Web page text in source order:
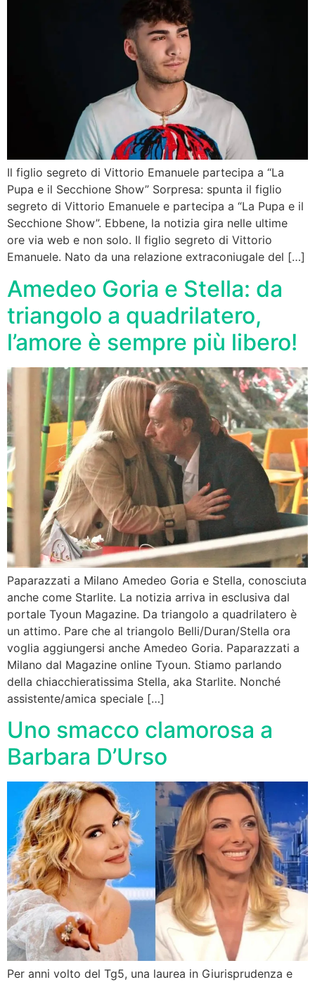
Il figlio segreto di Vittorio Emanuele partecipa a “La
Pupa e il Secchione Show” Sorpresa: spunta il figlio
segreto di Vittorio Emanuele e partecipa a “La Pupa e il
Secchione Show”. Ebbene, la notizia gira nelle ultime
ore via web e non solo. Il figlio segreto di Vittorio
Emanuele. Nato da una relazione extraconiugale del […]
Amedeo Goria e Stella: da
triangolo a quadrilatero,
l’amore è sempre più libero!
Paparazzati a Milano Amedeo Goria e Stella, conosciuta
anche come Starlite. La notizia arriva in esclusiva dal
portale Tyoun Magazine. Da triangolo a quadrilatero è
un attimo. Pare che al triangolo Belli/Duran/Stella ora
voglia aggiungersi anche Amedeo Goria. Paparazzati a
Milano dal Magazine online Tyoun. Stiamo parlando
della chiacchieratissima Stella, aka Starlite. Nonché
assistente/amica speciale […]
Uno smacco clamorosa a
Barbara D’Urso
Per anni volto del Tg5, una laurea in Giurisprudenza e